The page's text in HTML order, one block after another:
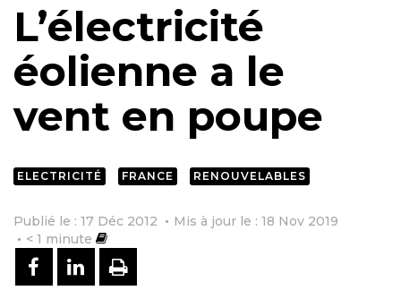
L’électricité
éolienne a le
vent en poupe
ELECTRICITÉ FRANCE RENOUVELABLES
Publié le : 17 Déc 2012
Mis à jour le : 18 Nov 2019
< 1 minute
PARTAGER SUR FACEBOOK
PARTAGER SUR LINKEDIN
IMPRIMER